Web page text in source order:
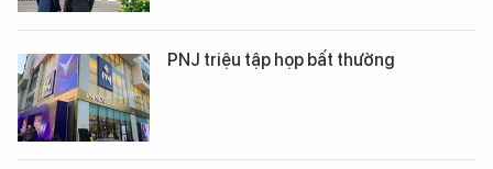
PNJ triệu tập họp bất thường